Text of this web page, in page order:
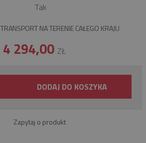
Tak
TRANSPORT NA TERENIE CAŁEGO KRAJU
4 294,00 ZŁ
DODAJ DO KOSZYKA
Zapytaj o produkt